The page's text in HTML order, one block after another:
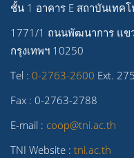
ชั้น 1 อาคาร E สถาบันเทค
1771/1 ถนนพัฒนาการ แข
กรุงเทพฯ 10250
Tel : 0-2763-2600 Ext.
Fax : 0-2763-2788
E-mail : coop@tni.ac.th
TNI Website : tni.ac.th